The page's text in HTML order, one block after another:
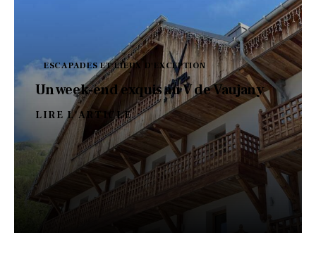
ESCAPADES ET LIEUX D'EXCEPTION
Un week-end exquis au V de Vaujany
LIRE L'ARTICLE